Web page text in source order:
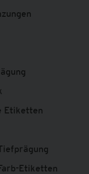
Etiketten
Etiketten